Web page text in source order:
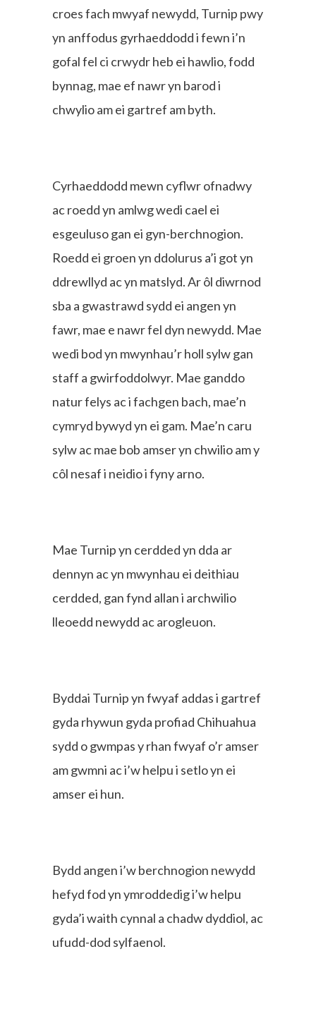
croes fach mwyaf newydd, Turnip pwy
yn anffodus gyrhaeddodd i fewn i’n
gofal fel ci crwydr heb ei hawlio, fodd
bynnag, mae ef nawr yn barod i
chwylio am ei gartref am byth.
Cyrhaeddodd mewn cyflwr ofnadwy
ac roedd yn amlwg wedi cael ei
esgeuluso gan ei gyn-berchnogion.
Roedd ei groen yn ddolurus a’i got yn
ddrewllyd ac yn matslyd. Ar ôl diwrnod
sba a gwastrawd sydd ei angen yn
fawr, mae e nawr fel dyn newydd. Mae
wedi bod yn mwynhau’r holl sylw gan
staff a gwirfoddolwyr. Mae ganddo
natur felys ac i fachgen bach, mae’n
cymryd bywyd yn ei gam. Mae’n caru
sylw ac mae bob amser yn chwilio am y
côl nesaf i neidio i fyny arno.
Mae Turnip yn cerdded yn dda ar
dennyn ac yn mwynhau ei deithiau
cerdded, gan fynd allan i archwilio
lleoedd newydd ac arogleuon.
Byddai Turnip yn fwyaf addas i gartref
gyda rhywun gyda profiad Chihuahua
sydd o gwmpas y rhan fwyaf o’r amser
am gwmni ac i’w helpu i setlo yn ei
amser ei hun.
Bydd angen i’w berchnogion newydd
hefyd fod yn ymroddedig i’w helpu
gyda’i waith cynnal a chadw dyddiol, ac
ufudd-dod sylfaenol.